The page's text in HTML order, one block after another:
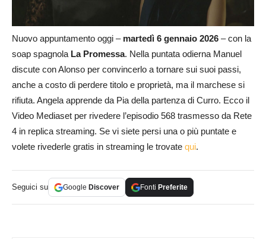
Nuovo appuntamento oggi – martedì 6 gennaio 2026 – con la
soap spagnola La Promessa. Nella puntata odierna Manuel
discute con Alonso per convincerlo a tornare sui suoi passi,
anche a costo di perdere titolo e proprietà, ma il marchese si
rifiuta. Angela apprende da Pia della partenza di Curro. Ecco il
Video Mediaset per rivedere l’episodio 568 trasmesso da Rete
4 in replica streaming. Se vi siete persi una o più puntate e
volete rivederle gratis in streaming le trovate qui.
Seguici su Google Discover Fonti Preferite